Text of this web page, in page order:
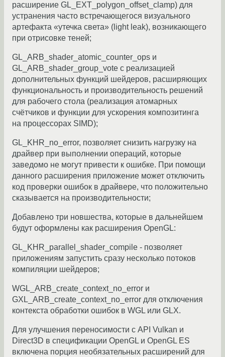
расширение GL_EXT_polygon_offset_clamp) для
устранения часто встречающегося визуального
артефакта «утечка света» (light leak), возникающего
при отрисовке теней;
GL_ARB_shader_atomic_counter_ops и
GL_ARB_shader_group_vote с реализацией
дополнительных функций шейдеров, расширяющих
функциональность и производительность решений
для рабочего стола (реализация атомарных
счётчиков и функции для ускорения композитинга
на процессорах SIMD);
GL_KHR_no_error, позволяет снизить нагрузку на
драйвер при выполнении операций, которые
заведомо не могут привести к ошибке. При помощи
данного расширения приложение может отключить
код проверки ошибок в драйвере, что положительно
сказывается на производительности;
Добавлено три новшества, которые в дальнейшем
будут оформлены как расширения OpenGL:
GL_KHR_parallel_shader_compile - позволяет
приложениям запустить сразу несколько потоков
компиляции шейдеров;
WGL_ARB_create_context_no_error и
GXL_ARB_create_context_no_error для отключения
контекста обработки ошибок в WGL или GLX.
Для улучшения переносимости с API Vulkan и
Direct3D в спецификации OpenGL и OpenGL ES
включена порция необязательных расширений для